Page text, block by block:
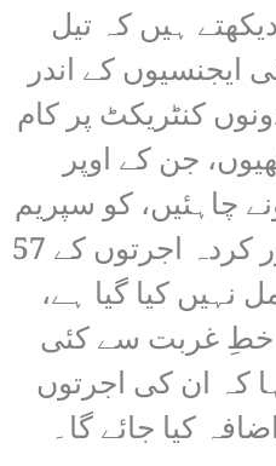
ہیں کہ تیل
کے اندر
کنٹریکٹ پر کام
جن کے اوپر
چاہئیں، کو سپریم
لیبر کونسل کے منظور کردہ اجرتوں کے 57
نہیں کیا گیا ہے،
خطِ غربت سے کئی
کہ ان کی اجرتوں